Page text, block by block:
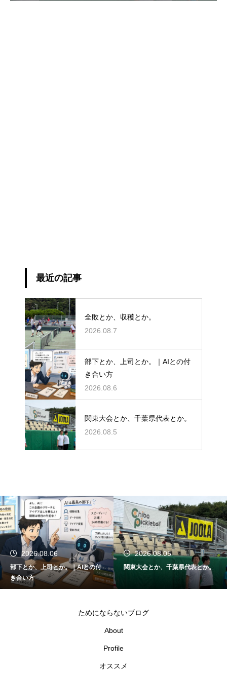
最近の記事
全敗とか、収穫とか。
2026.08.7
部下とか、上司とか。｜AIとの付
き合い方
2026.08.6
関東大会とか、千葉県代表とか。
2026.08.5
2026.08.06
部下とか、上司とか。｜AIとの付
き合い方
2026.08.05
関東大会とか、千葉県代表とか。
ためにならないブログ
About
Profile
オススメ